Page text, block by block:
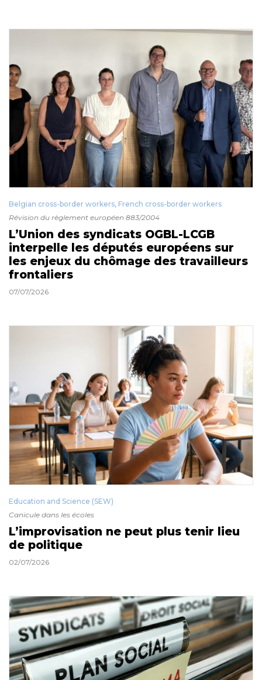
Belgian cross-border workers, French cross-border workers
Révision du règlement européen 883/2004
L’Union des syndicats OGBL-LCGB
interpelle les députés européens sur
les enjeux du chômage des travailleurs
frontaliers
07/07/2026
Education and Science (SEW)
Canicule dans les écoles
L’improvisation ne peut plus tenir lieu
de politique
02/07/2026